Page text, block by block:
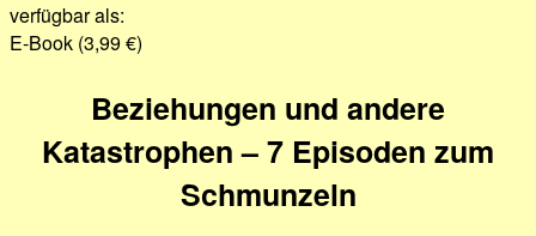
verfügbar als:
E-Book (3,99 €)
Beziehungen und andere
Katastrophen – 7 Episoden zum
Schmunzeln